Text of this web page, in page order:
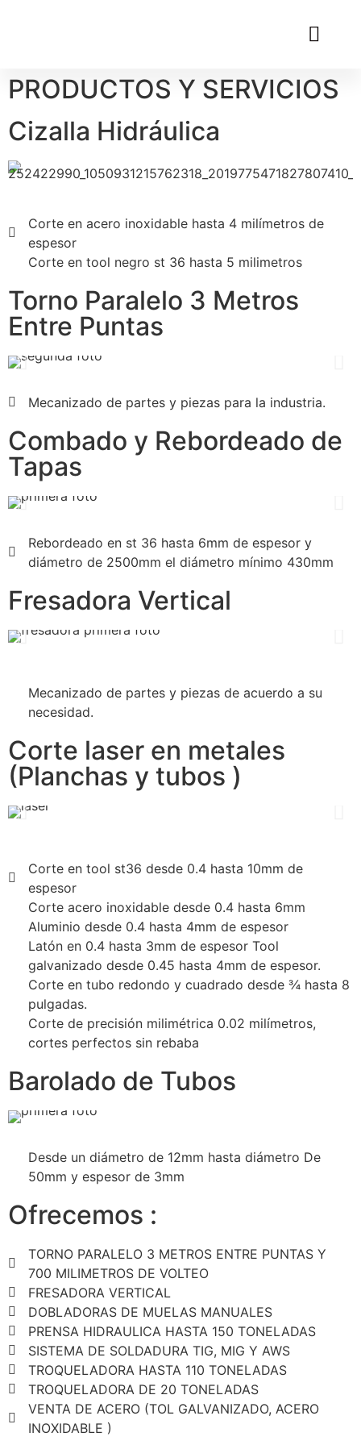
PRODUCTOS Y SERVICIOS
Cizalla Hidráulica
Corte en acero inoxidable hasta 4 milímetros de
espesor
Corte en tool negro st 36 hasta 5 milimetros
Torno Paralelo 3 Metros
Entre Puntas
Mecanizado de partes y piezas para la industria.
Combado y Rebordeado de
Tapas
Rebordeado en st 36 hasta 6mm de espesor y
diámetro de 2500mm el diámetro mínimo 430mm
Fresadora Vertical
Mecanizado de partes y piezas de acuerdo a su
necesidad.
Corte laser en metales
(Planchas y tubos )
Corte en tool st36 desde 0.4 hasta 10mm de
espesor
Corte acero inoxidable desde 0.4 hasta 6mm
Aluminio desde 0.4 hasta 4mm de espesor
Latón en 0.4 hasta 3mm de espesor Tool
galvanizado desde 0.45 hasta 4mm de espesor.
Corte en tubo redondo y cuadrado desde ¾ hasta 8
pulgadas.
Corte de precisión milimétrica 0.02 milímetros,
cortes perfectos sin rebaba
Barolado de Tubos
Desde un diámetro de 12mm hasta diámetro De
50mm y espesor de 3mm
Ofrecemos :
TORNO PARALELO 3 METROS ENTRE PUNTAS Y
700 MILIMETROS DE VOLTEO
FRESADORA VERTICAL
DOBLADORAS DE MUELAS MANUALES
PRENSA HIDRAULICA HASTA 150 TONELADAS
SISTEMA DE SOLDADURA TIG, MIG Y AWS
TROQUELADORA HASTA 110 TONELADAS
TROQUELADORA DE 20 TONELADAS
VENTA DE ACERO (TOL GALVANIZADO, ACERO
INOXIDABLE )